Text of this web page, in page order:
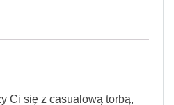
Ci się z casualową torbą,